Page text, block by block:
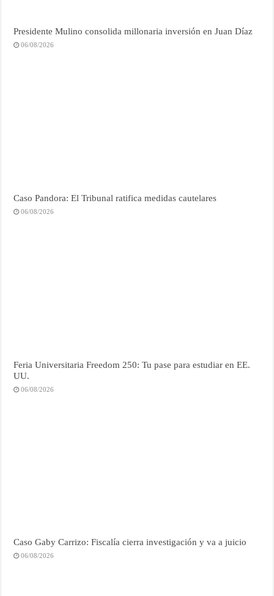
Presidente Mulino consolida millonaria inversión en Juan Díaz
06/08/2026
Caso Pandora: El Tribunal ratifica medidas cautelares
06/08/2026
Feria Universitaria Freedom 250: Tu pase para estudiar en EE.
UU.
06/08/2026
Caso Gaby Carrizo: Fiscalía cierra investigación y va a juicio
06/08/2026